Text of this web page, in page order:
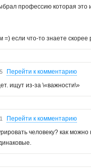
профессию которая это
=) если что-то знаете скорее
Перейти к комментарию
ищут из-за \«важности\»
Перейти к комментарию
человеку? как